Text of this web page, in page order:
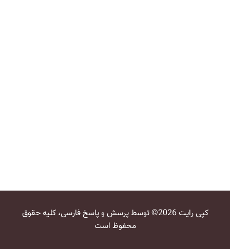
کپی رایت 2026© توسط پرسش و پاسخ فارسی، کلیه حقوق
محفوظ است